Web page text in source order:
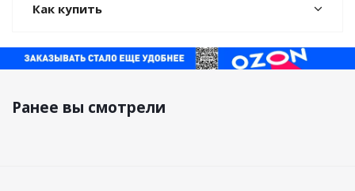
Как купить
Ранее вы смотрели